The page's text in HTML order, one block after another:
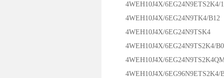
4WEH10J4X/6EG24N9ETS2K4/
4WEH10J4X/6EG24N9TK4/B12
4WEH10J4X/6EG24N9TSK4
4WEH10J4X/6EG24N9TS2K4/
4WEH10J4X/
4WEH10J4X/6EG96N9ETS2K4/